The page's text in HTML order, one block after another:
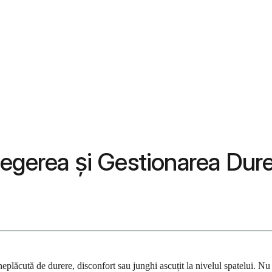
și Gestionarea
de durere, disconfort sau junghi ascuțit la nivelul spatelui.